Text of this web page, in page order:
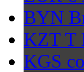
BYN
KZT T
KGS